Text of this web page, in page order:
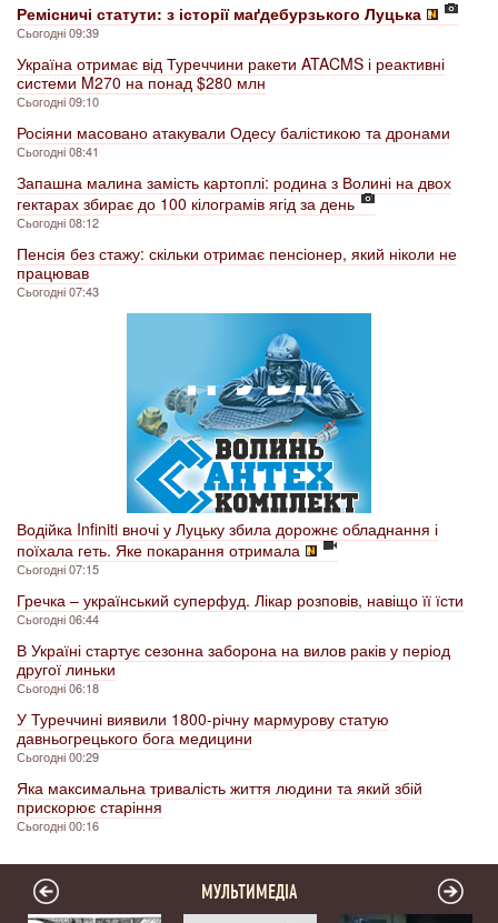
Ремісничі статути: з історії маґдебурзького Луцька
Сьогодні 09:39
Україна отримає від Туреччини ракети ATACMS і реактивні
системи M270 на понад $280 млн
Сьогодні 09:10
Росіяни масовано атакували Одесу балістикою та дронами
Сьогодні 08:41
Запашна малина замість картоплі: родина з Волині на двох
гектарах збирає до 100 кілограмів ягід за день
Сьогодні 08:12
Пенсія без стажу: скільки отримає пенсіонер, який ніколи не
працював
Сьогодні 07:43
Водійка Infiniti вночі у Луцьку збила дорожнє обладнання і
поїхала геть. Яке покарання отримала
Сьогодні 07:15
Гречка – український суперфуд. Лікар розповів, навіщо її їсти
Сьогодні 06:44
В Україні стартує сезонна заборона на вилов раків у період
другої линьки
Сьогодні 06:18
У Туреччині виявили 1800-річну мармурову статую
давньогрецького бога медицини
Сьогодні 00:29
Яка максимальна тривалість життя людини та який збій
прискорює старіння
Сьогодні 00:16
МУЛЬТИМЕДІА